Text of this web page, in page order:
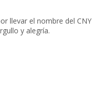
llevar el nombre del CNY
y alegría.